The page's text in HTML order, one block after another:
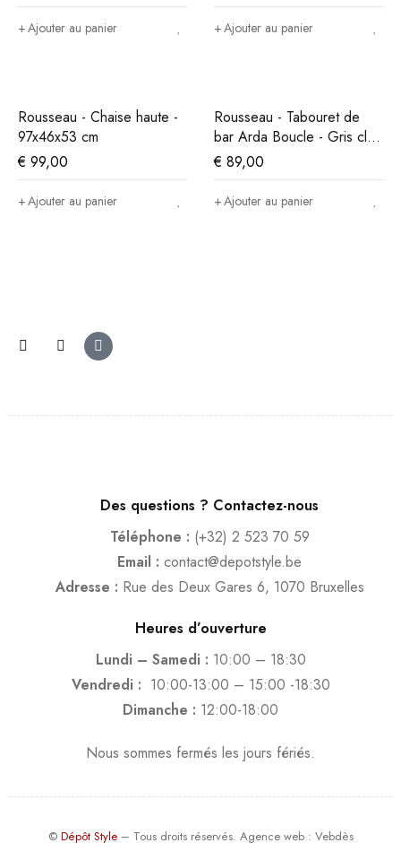
Ajouter au panier Ajouter au panier
Rousseau - Chaise haute -
97x46x53 cm
€ 99,00
Ajouter au panier
Rousseau - Tabouret de
bar Arda Boucle - Gris clair
- 86x49x46 cm
€ 89,00
Ajouter au panier
Des questions ? Contactez-nous
Téléphone : (+32) 2 523 70 59
Email : contact@depotstyle.be
Adresse : Rue des Deux Gares 6, 1070 Bruxelles
Heures d’ouverture
Lundi – Samedi : 10:00 – 18:30
Vendredi : 10:00-13:00 – 15:00 -18:30
Dimanche : 12:00-18:00
Nous sommes fermés les jours fériés.
© Dépôt Style– Tous droits réservés. Agence web: Vebdès